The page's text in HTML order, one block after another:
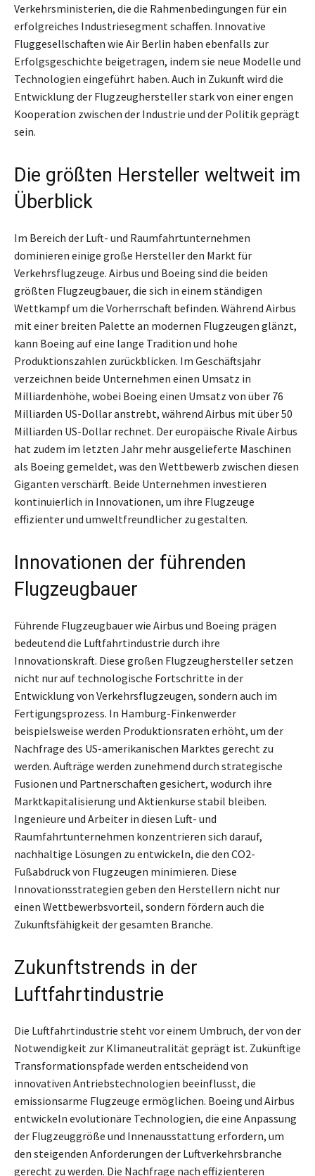
Verkehrsministerien, die die Rahmenbedingungen für ein
erfolgreiches Industriesegment schaffen. Innovative
Fluggesellschaften wie Air Berlin haben ebenfalls zur
Erfolgsgeschichte beigetragen, indem sie neue Modelle und
Technologien eingeführt haben. Auch in Zukunft wird die
Entwicklung der Flugzeughersteller stark von einer engen
Kooperation zwischen der Industrie und der Politik geprägt
sein.
Die größten Hersteller weltweit im
Überblick
Im Bereich der Luft- und Raumfahrtunternehmen
dominieren einige große Hersteller den Markt für
Verkehrsflugzeuge. Airbus und Boeing sind die beiden
größten Flugzeugbauer, die sich in einem ständigen
Wettkampf um die Vorherrschaft befinden. Während Airbus
mit einer breiten Palette an modernen Flugzeugen glänzt,
kann Boeing auf eine lange Tradition und hohe
Produktionszahlen zurückblicken. Im Geschäftsjahr
verzeichnen beide Unternehmen einen Umsatz in
Milliardenhöhe, wobei Boeing einen Umsatz von über 76
Milliarden US-Dollar anstrebt, während Airbus mit über 50
Milliarden US-Dollar rechnet. Der europäische Rivale Airbus
hat zudem im letzten Jahr mehr ausgelieferte Maschinen
als Boeing gemeldet, was den Wettbewerb zwischen diesen
Giganten verschärft. Beide Unternehmen investieren
kontinuierlich in Innovationen, um ihre Flugzeuge
effizienter und umweltfreundlicher zu gestalten.
Innovationen der führenden
Flugzeugbauer
Führende Flugzeugbauer wie Airbus und Boeing prägen
bedeutend die Luftfahrtindustrie durch ihre
Innovationskraft. Diese großen Flugzeughersteller setzen
nicht nur auf technologische Fortschritte in der
Entwicklung von Verkehrsflugzeugen, sondern auch im
Fertigungsprozess. In Hamburg-Finkenwerder
beispielsweise werden Produktionsraten erhöht, um der
Nachfrage des US-amerikanischen Marktes gerecht zu
werden. Aufträge werden zunehmend durch strategische
Fusionen und Partnerschaften gesichert, wodurch ihre
Marktkapitalisierung und Aktienkurse stabil bleiben.
Ingenieure und Arbeiter in diesen Luft- und
Raumfahrtunternehmen konzentrieren sich darauf,
nachhaltige Lösungen zu entwickeln, die den CO2-
Fußabdruck von Flugzeugen minimieren. Diese
Innovationsstrategien geben den Herstellern nicht nur
einen Wettbewerbsvorteil, sondern fördern auch die
Zukunftsfähigkeit der gesamten Branche.
Zukunftstrends in der
Luftfahrtindustrie
Die Luftfahrtindustrie steht vor einem Umbruch, der von der
Notwendigkeit zur Klimaneutralität geprägt ist. Zukünftige
Transformationspfade werden entscheidend von
innovativen Antriebstechnologien beeinflusst, die
emissionsarme Flugzeuge ermöglichen. Boeing und Airbus
entwickeln evolutionäre Technologien, die eine Anpassung
der Flugzeuggröße und Innenausstattung erfordern, um
den steigenden Anforderungen der Luftverkehrsbranche
gerecht zu werden. Die Nachfrage nach effizienteren